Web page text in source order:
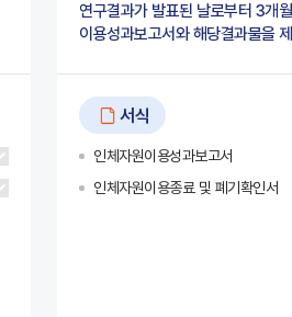
연구결과가 발표된 날로부터 3개
이용성과보고서와 해당결과물을
서식
인체자원이용성과보고서
인체자원이용종료 및 폐기확인서